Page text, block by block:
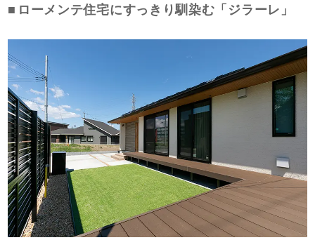
ローメンテ住宅にすっきり馴染む「ジラーレ」